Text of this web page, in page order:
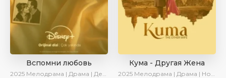
Вспомни любовь
2025 Мелодрама | Драма | Детектив | Комедия | Новинки | Сериалы 2025
Кума - Другая Жена
2025 Мелодрама | Драма | Новинки | Сериалы 2025